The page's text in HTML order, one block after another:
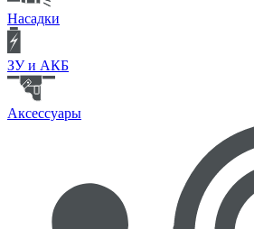
Насадки
ЗУ и АКБ
Аксессуары